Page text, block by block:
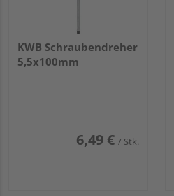
KWB Schraubendreher
5,5x100mm
6,49 € / Stk.